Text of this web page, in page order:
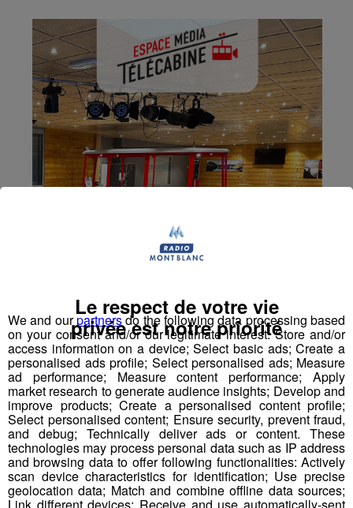
We and ourpartnersdo the following data processing based
on your consent and/or our legitimate interest: Store and/or
access information on a device; Select basic ads; Create a
personalised ads profile; Select personalised ads; Measure
ad performance; Measure content performance; Apply
market research to generate audience insights; Develop and
improve products; Create a personalised content profile;
Select personalised content; Ensure security, prevent fraud,
and debug; Technically deliver ads or content. These
technologies may process personal data such as IP address
and browsing data to offer following functionalities: Actively
scan device characteristics for identification; Use precise
geolocation data; Match and combine offline data sources;
Link different devices; Receive and use automatically-sent
Le respect de votre vie
privée est notre priorité